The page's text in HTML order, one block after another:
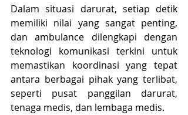
Dalam situasi darurat, setiap detik
memiliki nilai yang sangat penting,
dan ambulance dilengkapi dengan
teknologi komunikasi terkini untuk
memastikan koordinasi yang tepat
antara berbagai pihak yang terlibat,
seperti pusat panggilan darurat,
tenaga medis, dan lembaga medis.